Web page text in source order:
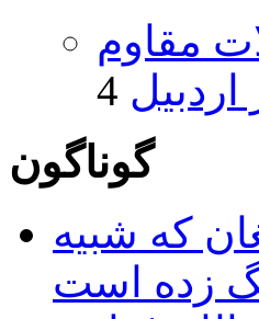
تسهیلات مقاوم
گوناگون
که شبیه